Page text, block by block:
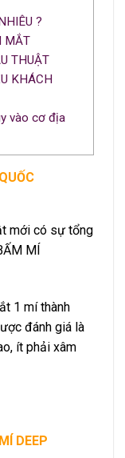
?
MẮT
THUẬT
KHÁCH
vào cơ địa
mới có sự tổng
MÍ
1 mí thành
đánh giá là
ít phải xâm
DEEP